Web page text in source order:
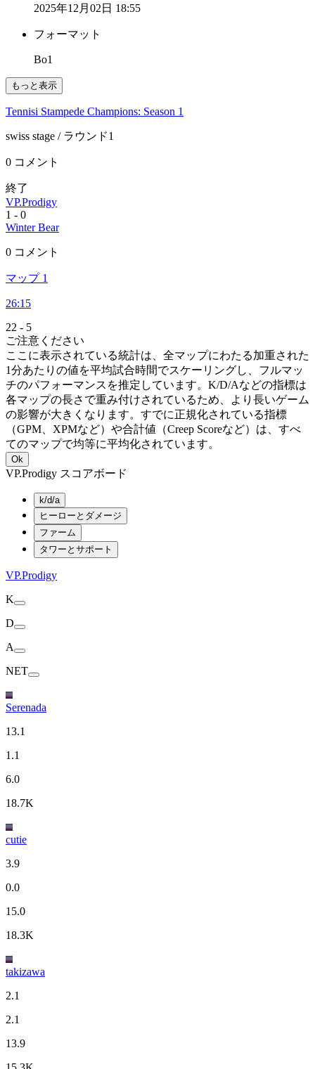
2025年12月02日 18:55
フォーマット
Bo1
もっと表示
Tennisi Stampede Champions: Season 1
swiss stage / ラウンド1
0 コメント
終了
VP.Prodigy
1 - 0
Winter Bear
0 コメント
マップ 1
26:15
22 - 5
ご注意ください
ここに表示されている統計は、全マップにわたる加重された
1分あたりの値を平均試合時間でスケーリングし、フルマッ
チのパフォーマンスを推定しています。K/D/Aなどの指標は
各マップの長さで重み付けされているため、より長いゲーム
の影響が大きくなります。すでに正規化されている指標
（GPM、XPMなど）や合計値（Creep Scoreなど）は、すべ
てのマップで均等に平均化されています。
Ok
VP.Prodigy スコアボード
k/d/a
ヒーローとダメージ
ファーム
タワーとサポート
VP.Prodigy
K
D
A
NET
Serenada
13.1
1.1
6.0
18.7K
cutie
3.9
0.0
15.0
18.3K
takizawa
2.1
2.1
13.9